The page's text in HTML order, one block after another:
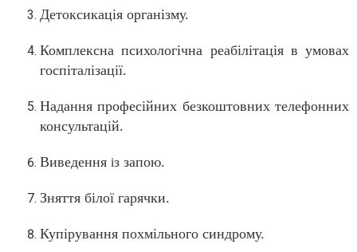
Детоксикація організму.
Комплексна психологічна реабілітація в умовах
госпіталізації.
Надання професійних безкоштовних телефонних
консультацій.
Виведення із запою.
Зняття білої гарячки.
Купірування похмільного синдрому.